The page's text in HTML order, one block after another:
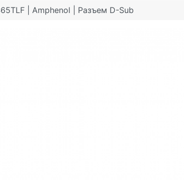
| Amphenol | Разъем D-Sub